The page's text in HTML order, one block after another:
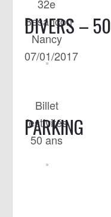
32e
Besançon
Nancy
07/01/2017
DIVERS –
Billet
festivités
50 ans
PARKING